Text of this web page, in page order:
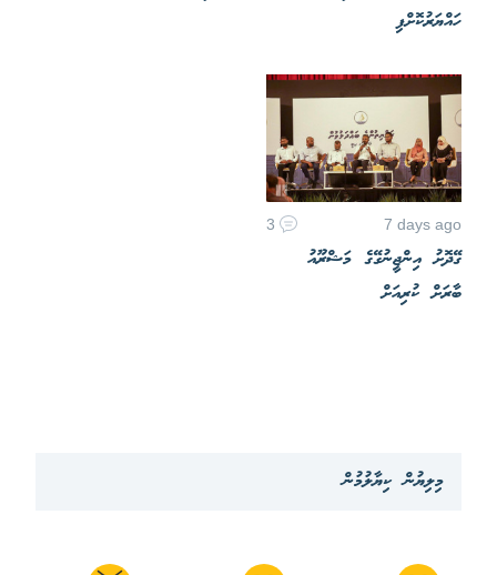
ހައްޔަރުކޮށްފި
7 days ago
3
ގޭދޮށު އިންޖީނުގޭގެ މަޝްރޫއު
ބާރަށް ކުރިއަށް
މިލިޔުން ކިޔާލުމުން